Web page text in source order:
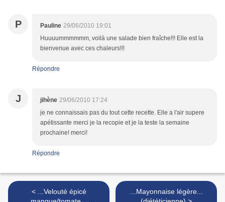
P Pauline 29/06/2010 19:01
Huuuummmmmm, voilà une salade bien fraîche!!! Elle est la
bienvenue avec ces chaleurs!!!
Répondre
J jihène 29/06/2010 17:24
je ne connaissais pas du tout cette recette. Elle a l'air supere
apétissante merci je la recopie et je la teste la semaine
prochaine! merci!
Répondre
< ...Velouté épicé
...Mayonnaise légère...